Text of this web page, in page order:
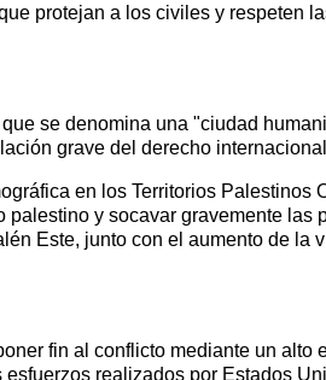
protejan a los civiles y respeten
se denomina una "ciudad
grave del derecho
en los Territorios Palestinos
y socavar gravemente las
Este, junto con el aumento de la
fin al conflicto mediante un alto
realizados por Estados